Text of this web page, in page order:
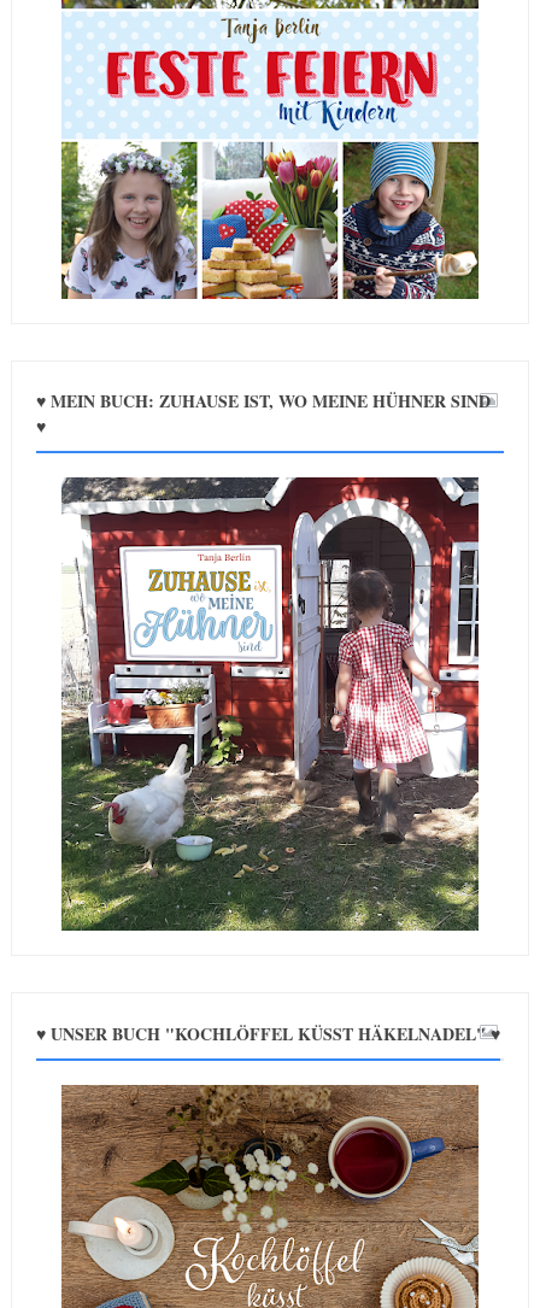
♥ MEIN BUCH: ZUHAUSE IST, WO MEINE HÜHNER SIND
♥
♥ UNSER BUCH "KOCHLÖFFEL KÜSST HÄKELNADEL" ♥